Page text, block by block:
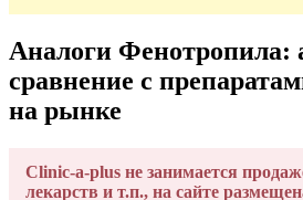
Аналоги Фенотропила:
сравнение с
на рынке
Clinic-a-plus не занимается
лекарств и т.п., на сайте